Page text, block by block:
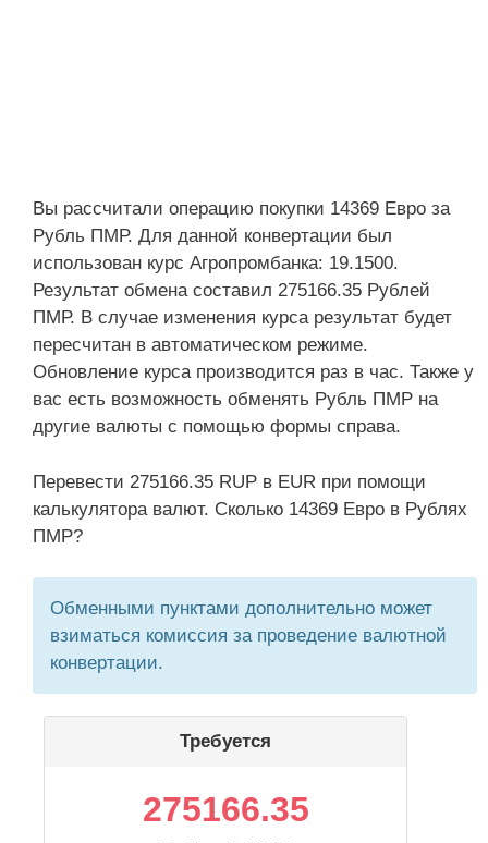
Вы рассчитали операцию покупки 14369 Евро за
Рубль ПМР. Для данной конвертации был
использован курс Агропромбанка: 19.1500.
Результат обмена составил 275166.35 Рублей
ПМР. В случае изменения курса результат будет
пересчитан в автоматическом режиме.
Обновление курса производится раз в час. Также у
вас есть возможность обменять Рубль ПМР на
другие валюты с помощью формы справа.
Перевести 275166.35 RUP в EUR при помощи
калькулятора валют. Сколько 14369 Евро в Рублях
ПМР?
Обменными пунктами дополнительно может
взиматься комиссия за проведение валютной
конвертации.
Требуется
275166.35